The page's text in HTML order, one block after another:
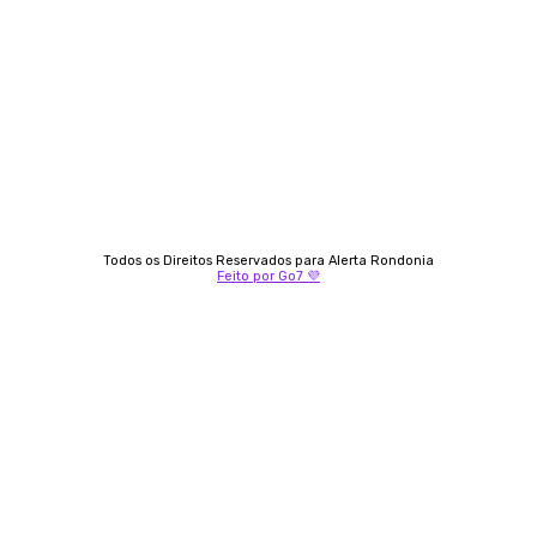
Todos os Direitos Reservados para Alerta Rondonia
Feito por Go7 💜